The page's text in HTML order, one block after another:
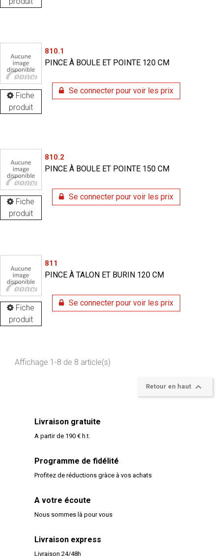
Fiche
produit
810.1
PINCE À BOULE ET POINTE 120 CM
Se connecter pour voir les prix
Fiche
produit
810.2
PINCE À BOULE ET POINTE 150 CM
Se connecter pour voir les prix
Fiche
produit
811
PINCE À TALON ET BURIN 120 CM
Se connecter pour voir les prix
Affichage 1-8 de 8 article(s)
Retour en haut 
Livraison gratuite
A partir de 190 € h.t.
Programme de fidélité
Profitez de réductions gràce à vos achats
A votre écoute
Nous sommes là pour vous
Livraison express
Livraison 24/48h